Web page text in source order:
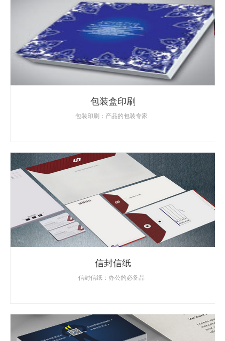
包装盒印刷
包装印刷：产品的包装专家
信封信纸
信封信纸：办公的必备品